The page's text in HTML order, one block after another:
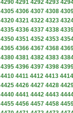
4290 4291 4292 4293
4305 4306 4307 4308
4320 4321 4322 4323
4335 4336 4337 4338
4350 4351 4352 4353
4365 4366 4367 4368
4380 4381 4382 4383
4395 4396 4397 4398
4410 4411 4412 4413 4414
4425 4426 4427 4428
4440 4441 4442 4443
4455 4456 4457 4458